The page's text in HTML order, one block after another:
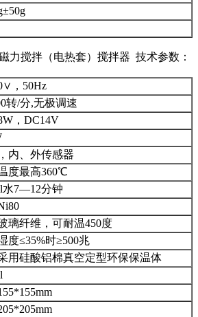
力搅拌（电热套）搅拌器 技术参数：
，50Hz
转/分,无极调速
，DC14V
内、外传感器
度最高360℃
水7—12分钟
璃纤维，可耐温450度
度≤35%时≥500兆
用硅酸铝棉真空定型环保保温体